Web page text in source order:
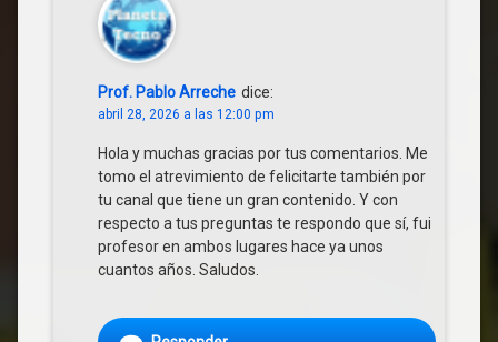
Prof. Pablo Arreche dice:
abril 28, 2026 a las 12:00 pm
Hola y muchas gracias por tus comentarios. Me
tomo el atrevimiento de felicitarte también por
tu canal que tiene un gran contenido. Y con
respecto a tus preguntas te respondo que sí, fui
profesor en ambos lugares hace ya unos
cuantos años. Saludos.